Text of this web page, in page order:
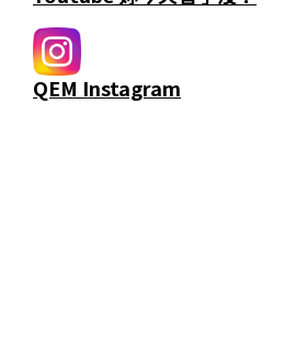
QEM Instagram